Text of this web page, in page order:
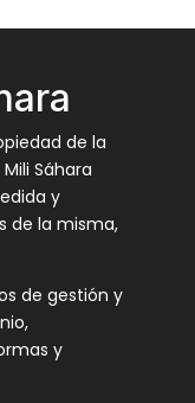
de la
Sáhara
y
de la misma,
de gestión y
y